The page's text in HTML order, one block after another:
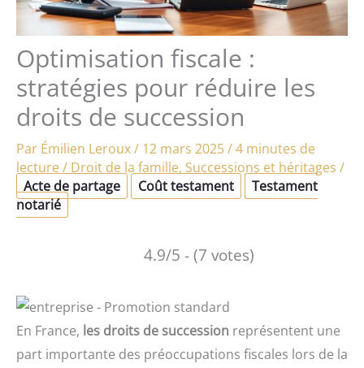
Optimisation fiscale :
stratégies pour réduire les
droits de succession
Par Émilien Leroux/ 12 mars 2025/4 minutes de
lecture/ Droit de la famille, Successions et héritages /
Acte de partage
Coût testament
Testament
notarié
4.9/5 - (7 votes)
En France, les droits de succession représentent une
part importante des préoccupations fiscales lors de la